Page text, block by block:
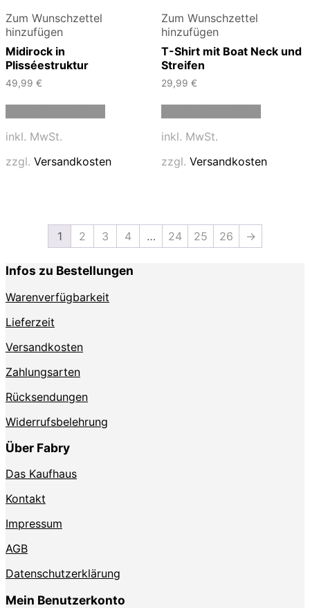
Zum Wunschzettel
hinzufügen
Midirock in
Plisséestruktur
49,99 €
auf.
auf
der
Produktseite
gewählt
werden
inkl. MwSt.
zzgl. Versandkosten
Zum Wunschzettel
hinzufügen
T-Shirt mit Boat Neck und
Streifen
29,99 €
auf.
auf
inkl. MwSt.
zzgl. Versandkosten
1 2 3 4 … 24 25 26 →
Infos zu Bestellungen
Warenverfügbarkeit
Lieferzeit
Versandkosten
Zahlungsarten
Rücksendungen
Widerrufsbelehrung
Über Fabry
Das Kaufhaus
Kontakt
Impressum
AGB
Datenschutzerklärung
Mein Benutzerkonto